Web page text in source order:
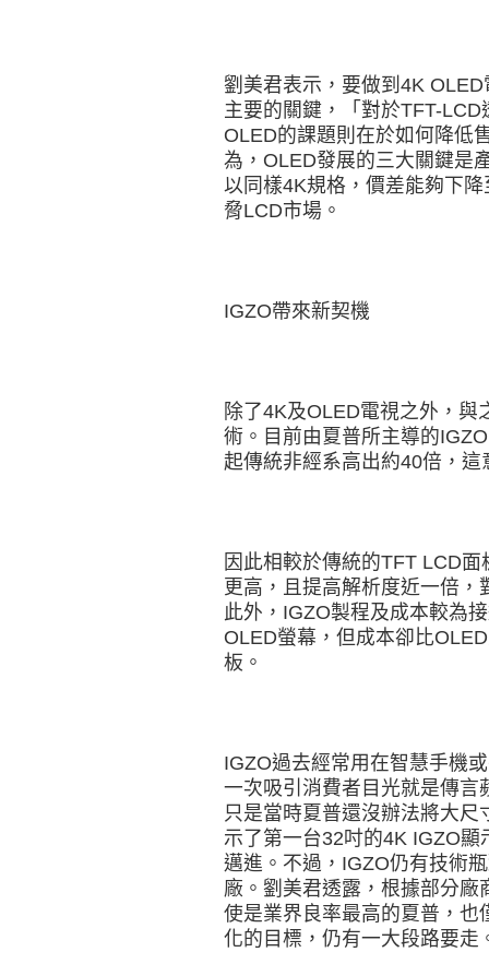
劉美君表示，要做到4K
主要的關鍵，「對於TFT-
OLED的課題則在於如何降低
為，OLED發展的三大關鍵是
以同樣4K規格，價差能夠下
脅LCD市場。
IGZO帶來新契機
除了4K及OLED電視之外，
術。目前由夏普所主導的
起傳統非經系高出約40倍，
因此相較於傳統的TFT LCD
更高，且提高解析度近一倍
此外，IGZO製程及成本較為
OLED螢幕，但成本卻比
板。
IGZO過去經常用在智慧手機
一次吸引消費者目光就是傳言
只是當時夏普還沒辦法將大
示了第一台32吋的4K IGZO
邁進。不過，IGZO仍有技術
廠。劉美君透露，根據部分
使是業界良率最高的夏普，也
化的目標，仍有一大段路要走